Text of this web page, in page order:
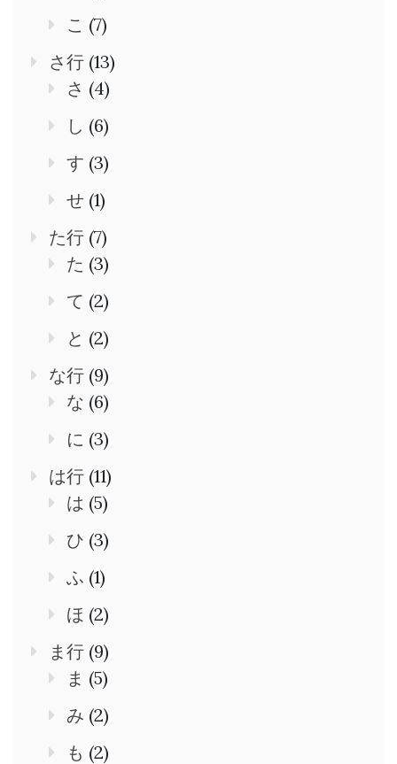
こ (7)
さ行 (13)
さ (4)
し (6)
す (3)
せ (1)
た行 (7)
た (3)
て (2)
と (2)
な行 (9)
な (6)
に (3)
は行 (11)
は (5)
ひ (3)
ふ (1)
ほ (2)
ま行 (9)
ま (5)
み (2)
も (2)